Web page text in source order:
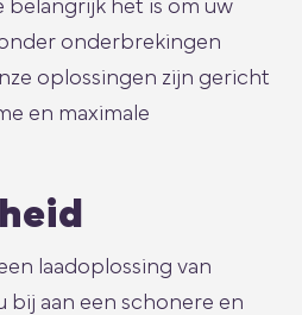
belangrijk het is om uw
onderbrekingen
oplossingen zijn gericht
en maximale
laadoplossing van
bij aan een schonere en